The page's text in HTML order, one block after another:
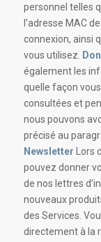
personnel telles
l’adresse MAC
connexion, ainsi
vous utilisez.
également les
quelle façon
consultées et
nous pouvons
précisé au
Newsletter Lors
pouvez donner
de nos lettres
nouveaux
des Services.
directement à la